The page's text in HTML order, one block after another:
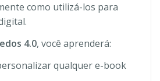
como utilizá-los para
4.0, você aprenderá:
qualquer e-book